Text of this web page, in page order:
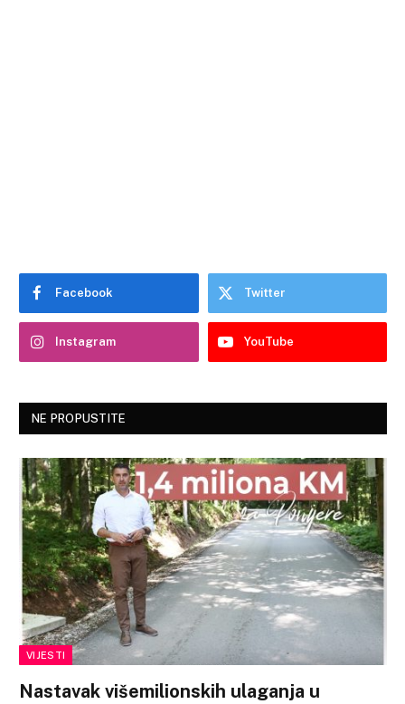
Facebook Twitter
Instagram YouTube
NE PROPUSTITE
VIJESTI
Nastavak višemilionskih ulaganja u